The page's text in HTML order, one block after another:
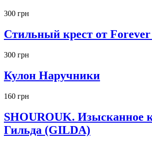
300 грн
Стильный крест от Forever
300 грн
Кулон Наручники
160 грн
SHOUROUK. Изысканное
Гильда (GILDA)